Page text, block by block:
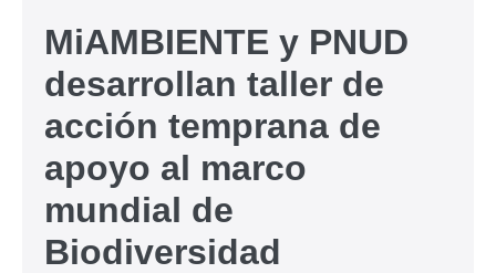
MiAMBIENTE y PNUD
desarrollan taller de
acción temprana de
apoyo al marco
mundial de
Biodiversidad